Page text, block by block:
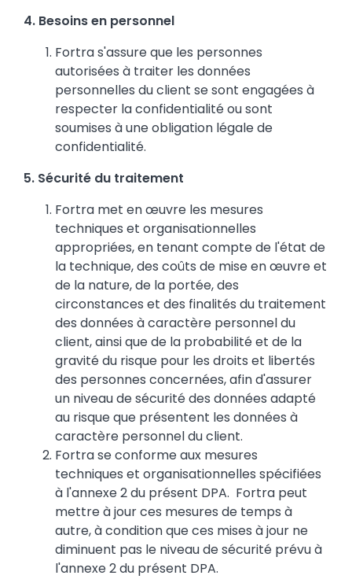
4. Besoins en personnel
Fortra s'assure que les personnes
autorisées à traiter les données
personnelles du client se sont engagées à
respecter la confidentialité ou sont
soumises à une obligation légale de
confidentialité.
5. Sécurité du traitement
Fortra met en œuvre les mesures
techniques et organisationnelles
appropriées, en tenant compte de l'état de
la technique, des coûts de mise en œuvre et
de la nature, de la portée, des
circonstances et des finalités du traitement
des données à caractère personnel du
client, ainsi que de la probabilité et de la
gravité du risque pour les droits et libertés
des personnes concernées, afin d'assurer
un niveau de sécurité des données adapté
au risque que présentent les données à
caractère personnel du client.
Fortra se conforme aux mesures
techniques et organisationnelles spécifiées
à l'annexe 2 du présent DPA. Fortra peut
mettre à jour ces mesures de temps à
autre, à condition que ces mises à jour ne
diminuent pas le niveau de sécurité prévu à
l'annexe 2 du présent DPA.